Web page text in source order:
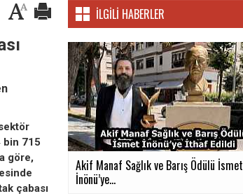
bin 715
göre,
çabası
İLGILI HABERLER
Akif Manaf Sağlık ve Barış Ödülü İsmet
İnönü’ye...